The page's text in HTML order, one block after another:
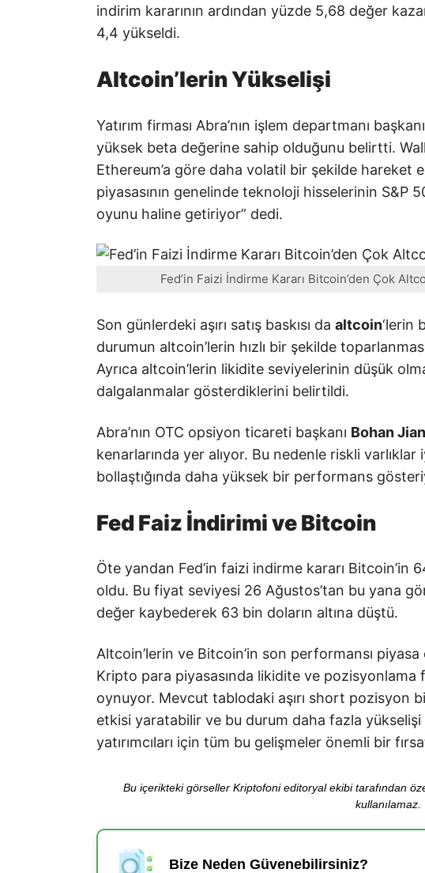
indirim kararının ardından yüzde 5,68 değer
4,4 yükseldi.
Altcoin’lerin Yükselişi
Yatırım firması Abra’nın işlem departmanı başkanı
yüksek beta değerine sahip olduğunu belirtti.
Ethereum’a göre daha volatil bir şekilde hareket
piyasasının genelinde teknoloji hisselerinin S&P
oyunu haline getiriyor” dedi.
Fed’in Faizi İndirme Kararı Bitcoin’den Çok
Son günlerdeki aşırı satış baskısı da altcoin‘lerin
durumun altcoin’lerin hızlı bir şekilde
Ayrıca altcoin’lerin likidite seviyelerinin düşük
dalgalanmalar gösterdiklerini belirtildi.
Abra’nın OTC opsiyon ticareti başkanı Bohan
kenarlarında yer alıyor. Bu nedenle riskli
bollaştığında daha yüksek bir performans
Fed Faiz İndirimi ve Bitcoin
Öte yandan Fed’in faizi indirme kararı Bitcoin’in
oldu. Bu fiyat seviyesi 26 Ağustos’tan bu yana
değer kaybederek 63 bin doların altına düştü.
Altcoin’lerin ve Bitcoin’in son performansı
Kripto para piyasasında likidite ve
oynuyor. Mevcut tablodaki aşırı short pozisyon
etkisi yaratabilir ve bu durum daha fazla
yatırımcıları için tüm bu gelişmeler önemli bir
Bu içerikteki görseller Kriptofoni editoryal ekibi tarafından
kullanılamaz.
Bize Neden Güvenebilirsiniz?